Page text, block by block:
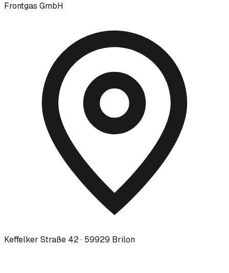
Frontgas GmbH
Keffelker Straße 42 · 59929 Brilon